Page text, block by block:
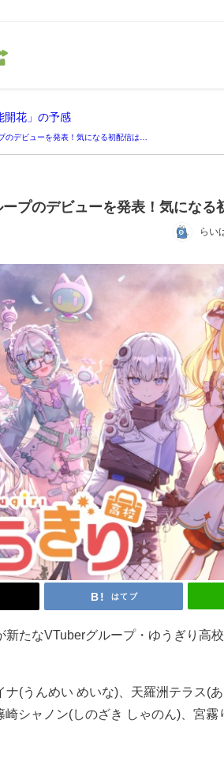
開花」の予感
のデビューを発表！気になる初配信は…
プのデビューを発表！気にな
らい
はてブ
たなVTuberグループ・ゆうぎり高
(うんめい めいな)、天羅洲テラス(
シャノン(しのざき しゃのん)、宮霧